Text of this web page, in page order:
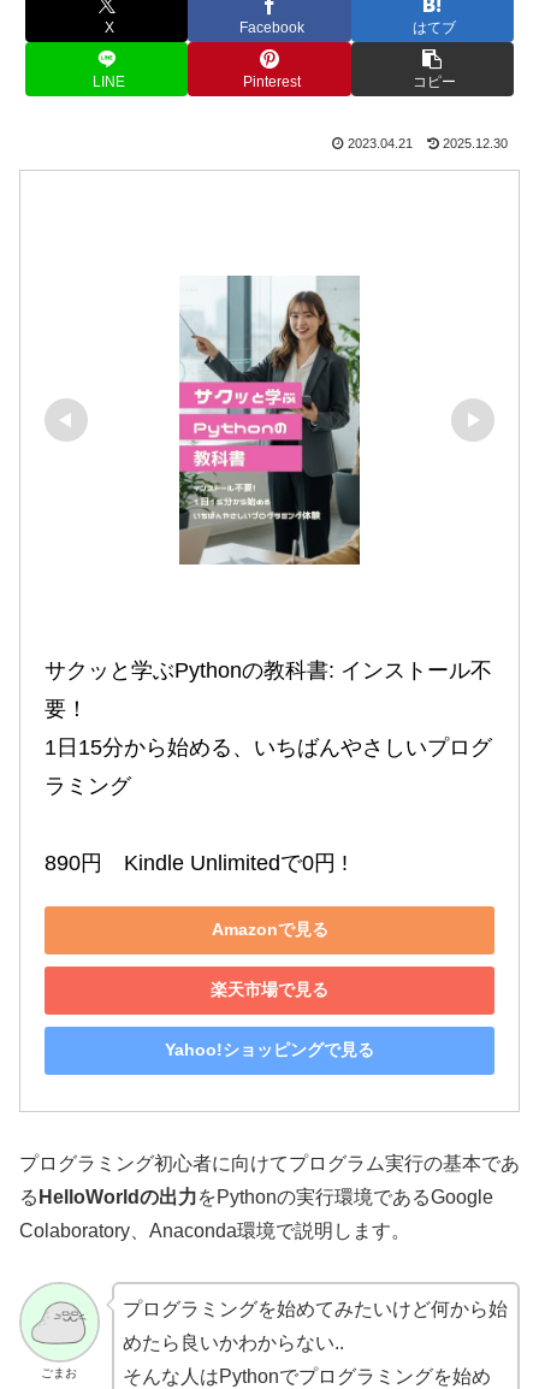
X Facebook はてブ
LINE Pinterest コピー
2023.04.21 2025.12.30
サクッと学ぶPythonの教科書: インストール不
要！
1日15分から始める、いちばんやさしいプログ
ラミング
890円　Kindle Unlimitedで0円 !
Amazonで見る
楽天市場で見る
Yahoo!ショッピングで見る
プログラミング初心者に向けてプログラム実行の基本であ
る HelloWorldの出力をPythonの実行環境であるGoogle
Colaboratory、Anaconda環境で説明します。
ごまお
プログラミングを始めてみたいけど何から始
めたら良いかわからない..
そんな人はPythonでプログラミングを始め